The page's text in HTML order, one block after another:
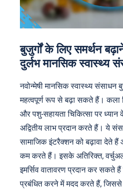
बुजुर्गों के लिए समर्थन
दुर्लभ मानसिक स्वास्थ्य
नवोन्मेषी मानसिक स्वास्थ्य संसाधन
महत्वपूर्ण रूप से बढ़ा सकते हैं। कला
और पशु-सहायता चिकित्सा पर ध्यान
अद्वितीय लाभ प्रदान करते हैं। ये
सामाजिक इंटरैक्शन को बढ़ावा देते
कम करते हैं। इसके अतिरिक्त,
इमर्सिव वातावरण प्रदान कर सकते
प्रबंधित करने में मदद करते हैं, जिससे